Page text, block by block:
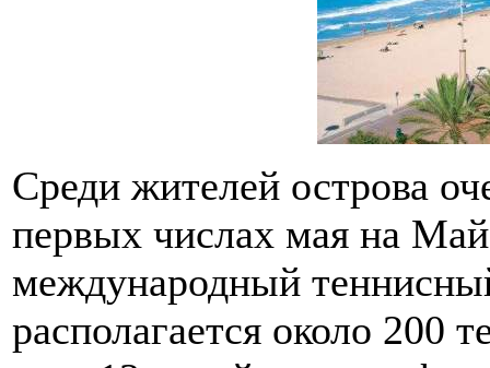
Среди жителей острова
первых числах мая на
международный
располагается около 200